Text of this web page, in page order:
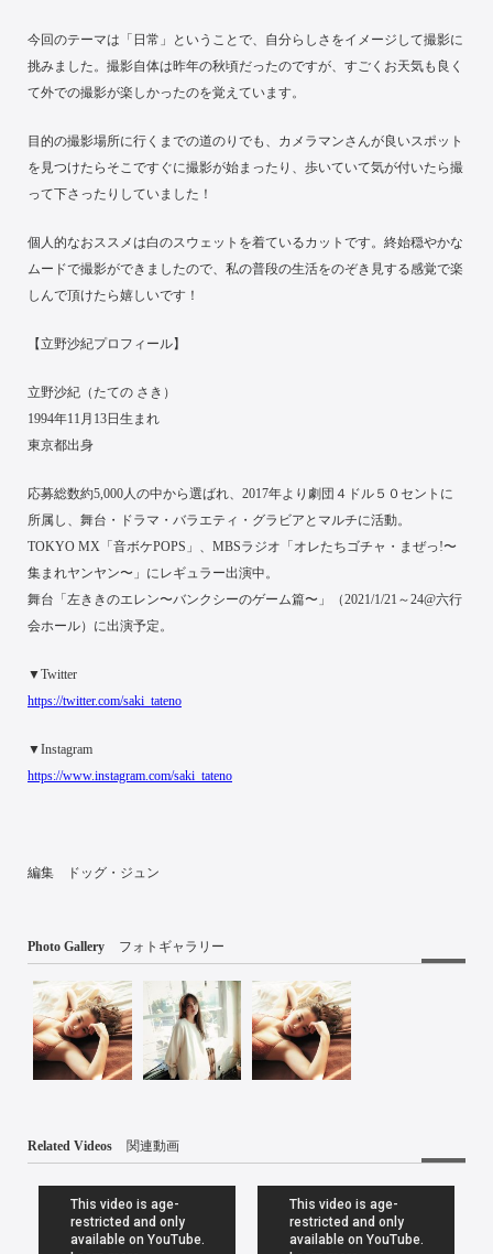
今回のテーマは「日常」ということで、自分らしさをイメージして撮影に
挑みました。撮影自体は昨年の秋頃だったのですが、すごくお天気も良く
て外での撮影が楽しかったのを覚えています。
目的の撮影場所に行くまでの道のりでも、カメラマンさんが良いスポット
を見つけたらそこですぐに撮影が始まったり、歩いていて気が付いたら撮
って下さったりしていました！
個人的なおススメは白のスウェットを着ているカットです。終始穏やかな
ムードで撮影ができましたので、私の普段の生活をのぞき見する感覚で楽
しんで頂けたら嬉しいです！
【立野沙紀プロフィール】
立野沙紀（たての さき）
1994年11月13日生まれ
東京都出身
応募総数約5,000人の中から選ばれ、2017年より劇団４ドル５０セントに
所属し、舞台・ドラマ・バラエティ・グラビアとマルチに活動。
TOKYO MX「音ボケPOPS」、MBSラジオ「オレたちゴチャ・まぜっ!〜
集まれヤンヤン〜」にレギュラー出演中。
舞台「左ききのエレン〜バンクシーのゲーム篇〜」（2021/1/21～24@六行
会ホール）に出演予定。
▼Twitter
https://twitter.com/saki_tateno
▼Instagram
https://www.instagram.com/saki_tateno
編集 ドッグ・ジュン
Photo Gallery フォトギャラリー
Related Videos 関連動画